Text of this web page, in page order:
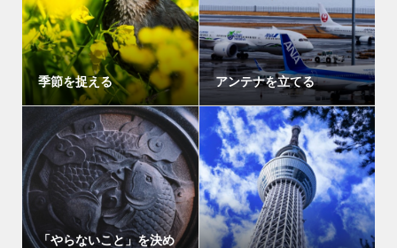
季節を捉える アンテナを立てる
「やらないこと」を決め